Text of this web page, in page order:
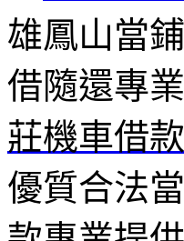
雄鳳山當
借隨還專
莊機車借款
優質合法